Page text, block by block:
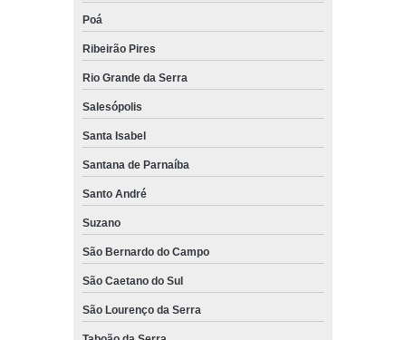
Poá
Ribeirão Pires
Rio Grande da Serra
Salesópolis
Santa Isabel
Santana de Parnaíba
Santo André
Suzano
São Bernardo do Campo
São Caetano do Sul
São Lourenço da Serra